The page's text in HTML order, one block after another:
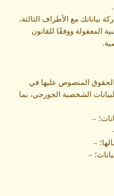
بياناتك مع الأطراف الثالثة،
المعقولة ووفقًا للقانون
المنصوص عليها في
الشخصية الجورجي، بما
–
–
–